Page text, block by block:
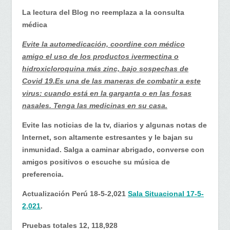
más
las
vacunas
y
sus
patentes.
La lectura del Blog no reemplaza a la consulta
médica
Evite la automedicación, coordine con médico
amigo el uso de los productos ivermectina o
hidroxicloroquina más zinc, bajo sospechas de
Covid 19.Es una de las maneras de combatir a este
virus: cuando está en la garganta o en las fosas
nasales. Tenga las medicinas en su casa.
Evite las noticias de la tv, diarios y algunas notas de
Internet, son altamente estresantes y le bajan su
inmunidad. Salga a caminar abrigado, converse con
amigos positivos o escuche su música de
preferencia.
Actualización Perú 18-5-2,021 Sala Situacional 17-5-
2,021.
Pruebas totales 12, 118,928